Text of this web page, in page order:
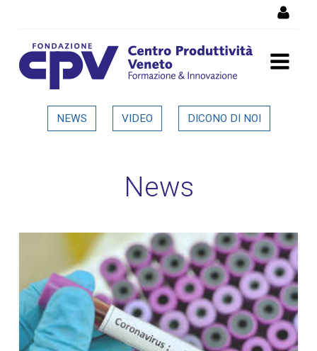
Dettaglio in evidenza
NEWS VIDEO DICONO DI NOI
News